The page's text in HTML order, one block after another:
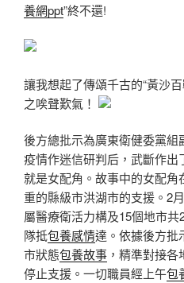
養網ppt”終不還!
讓我想起了傳頌千古的“黃沙
之唉聲歎氣！
後方總批示為廣東衛健委黨
疫情作迷信研判后，武斷作出
就是女配角。故事中的女配
重的縣級市洪湖市的支援。2
屬醫療衛活力構及15個地市
隊抵包養感情達。依據後方批
市狀態包養故事 ，精準對接
停止支援。一切職員經上午包